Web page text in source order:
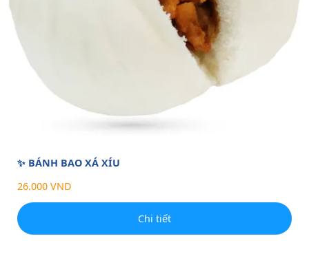
✨ BÁNH BAO XÁ XÍU
26.000 VND
Chi tiết